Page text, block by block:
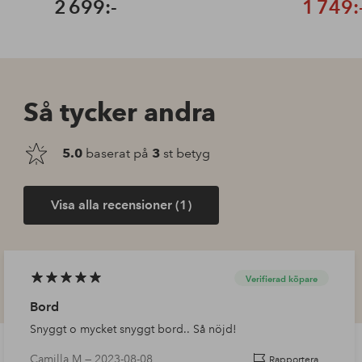
2 699:- 1
Så tycker andra
5.0 baserat på 3 st betyg
Visa alla recensioner (1)
Verifierad köpare
Bord
Snyggt o mycket snyggt bord.. Så nöjd!
Camilla M — 2023-08-08